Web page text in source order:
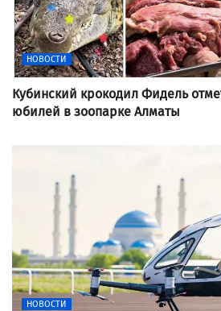
НОВОСТИ
Кубинский крокодил Фидель
юбилей в зоопарке Алматы
НОВОСТИ